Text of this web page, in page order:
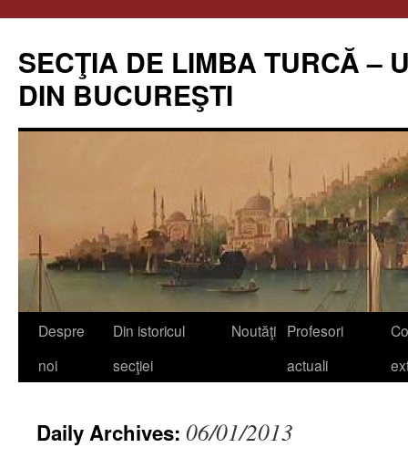
content
SECŢIA DE LIMBA TURCĂ –
DIN BUCUREŞTI
Despre
noi
Din istoricul
secţiei
Noutăţi Profesori
actuali
Daily Archives: 06/01/2013